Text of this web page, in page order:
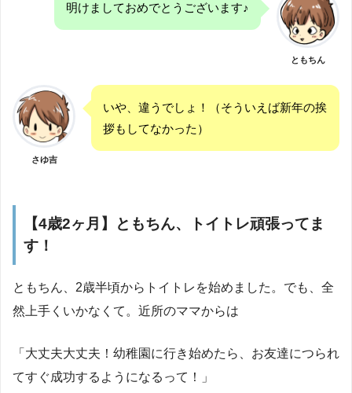
明けましておめでとうございます♪
ともちん
さゆ吉
いや、違うでしょ！（そういえば新年の挨
拶もしてなかった）
【4歳2ヶ月】ともちん、トイトレ頑張ってま
す！
ともちん、2歳半頃からトイトレを始めました。でも、全
然上手くいかなくて。近所のママからは
「大丈夫大丈夫！幼稚園に行き始めたら、お友達につられ
てすぐ成功するようになるって！」